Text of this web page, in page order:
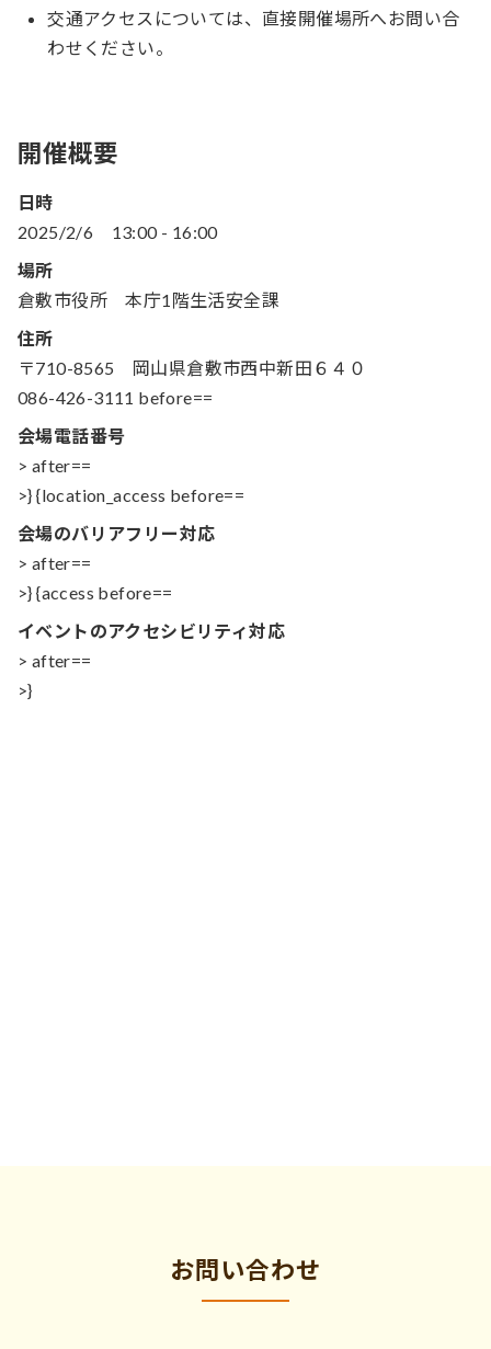
交通アクセスについては、直接開催場所へお問い合
わせください。
開催概要
日時
2025/2/6
13:00- 16:00
場所
倉敷市役所 本庁1階生活安全課
住所
〒710-8565 岡山県倉敷市西中新田６４０
086-426-3111 before==
会場電話番号
> after==
>} {location_access before==
会場のバリアフリー対応
> after==
>} {access before==
イベントのアクセシビリティ対応
> after==
>}
お問い合わせ